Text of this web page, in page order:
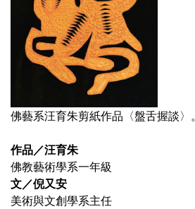
佛藝系汪育朱剪紙作品〈盤舌握談〉。
作品／汪育朱
佛教藝術學系一年級
文／倪又安
美術與文創學系主任